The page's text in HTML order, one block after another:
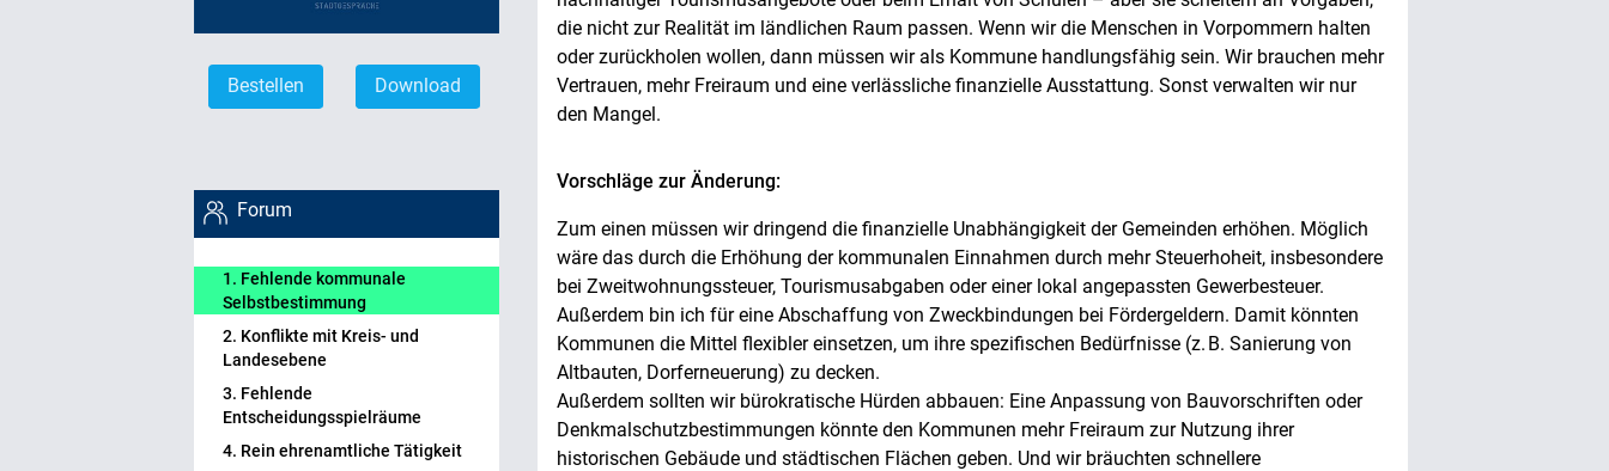
Bestellen Download
Forum
1. Fehlende kommunale
Selbstbestimmung
2. Konflikte mit Kreis- und
Landesebene
3. Fehlende
Entscheidungsspielräume
4. Rein ehrenamtliche Tätigkeit
die nicht zur Realität im ländlichen Raum passen. Wenn wir die Menschen in Vorpommern halten
oder zurückholen wollen, dann müssen wir als Kommune handlungsfähig sein. Wir brauchen mehr
Vertrauen, mehr Freiraum und eine verlässliche finanzielle Ausstattung. Sonst verwalten wir nur
den Mangel.
Vorschläge zur Änderung:
Zum einen müssen wir dringend die finanzielle Unabhängigkeit der Gemeinden erhöhen. Möglich
wäre das durch die Erhöhung der kommunalen Einnahmen durch mehr Steuerhoheit, insbesondere
bei Zweitwohnungssteuer, Tourismusabgaben oder einer lokal angepassten Gewerbesteuer.
Außerdem bin ich für eine Abschaffung von Zweckbindungen bei Fördergeldern. Damit könnten
Kommunen die Mittel flexibler einsetzen, um ihre spezifischen Bedürfnisse (z. B. Sanierung von
Altbauten, Dorferneuerung) zu decken.
Außerdem sollten wir bürokratische Hürden abbauen: Eine Anpassung von Bauvorschriften oder
Denkmalschutzbestimmungen könnte den Kommunen mehr Freiraum zur Nutzung ihrer
historischen Gebäude und städtischen Flächen geben. Und wir bräuchten schnellere